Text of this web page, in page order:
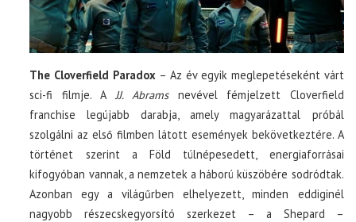
The Cloverfield Paradox – Az év egyik meglepetéseként várt
sci-fi filmje. A JJ. Abramsnevével fémjelzett Cloverfield
franchise legújabb darabja, amely magyarázattal próbál
szolgálni az első filmben látott események bekövetkeztére. A
történet szerint a Föld túlnépesedett, energiaforrásai
kifogyóban vannak, a nemzetek a háború küszöbére sodródtak.
Azonban egy a világűrben elhelyezett, minden eddiginél
nagyobb részecskegyorsító szerkezet – a Shepard –